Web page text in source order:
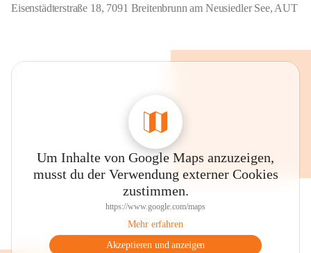
Eisenstädterstraße 18, 7091 Breitenbrunn am Neusiedler See, AUT
Um Inhalte von Google Maps anzuzeigen,
musst du der Verwendung externer Cookies
zustimmen.
https://www.google.com/maps
Mehr erfahren
Akzeptieren und anzeigen